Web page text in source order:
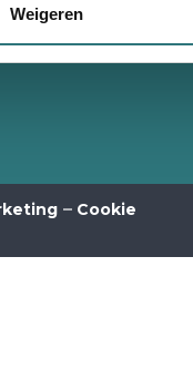
Weigeren
–Cookie